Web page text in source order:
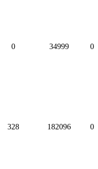
0 34999 0
328 182096 0